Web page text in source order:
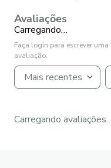
Avaliações
Carregando…
Faça login para escrever uma
avaliação.
Mais recentes
Carregando